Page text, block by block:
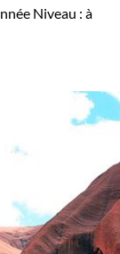
Niveau : à